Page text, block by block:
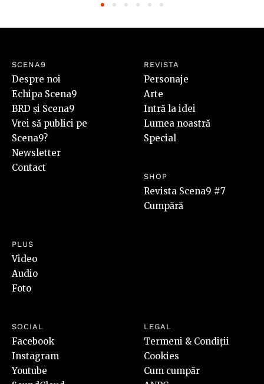
SCENA9
Despre noi
Echipa Scena9
BRD și Scena9
Vrei să publici pe
Scena9?
Newsletter
Contact
REVISTA
Personaje
Arte
Intră la idei
Lumea noastră
Special
SHOP
Revista Scena9 #7
Cumpără
PLUS
Video
Audio
Foto
SOCIAL
Facebook
Instagram
Youtube
LEGAL
Termeni & Condiții
Cookies
Cum cumpăr